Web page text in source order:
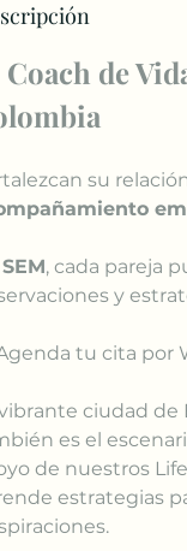
Coach de
su
SEM, cada pareja
y
tu cita por
ciudad de
es el
de nuestros
estrategias